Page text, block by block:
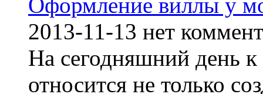
Оформление виллы у
2013-11-13 нет
На сегодняшний день к
относится не только